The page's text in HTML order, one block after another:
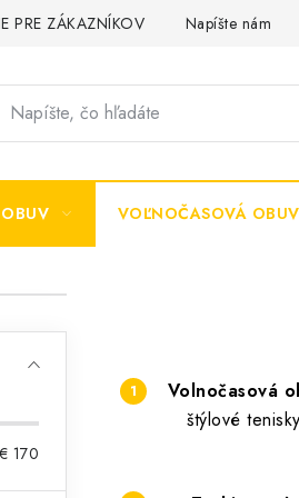
PRE ZÁKAZNÍKOV Napíšte nám
VOĽNOČASOVÁ OBUV
€ 170
Volnočasová
štýlové